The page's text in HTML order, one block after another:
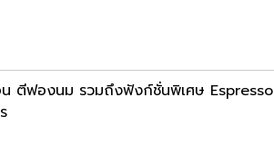
ตีฟองนม รวมถึงฟังก์ชั่นพิเศษ Espresso